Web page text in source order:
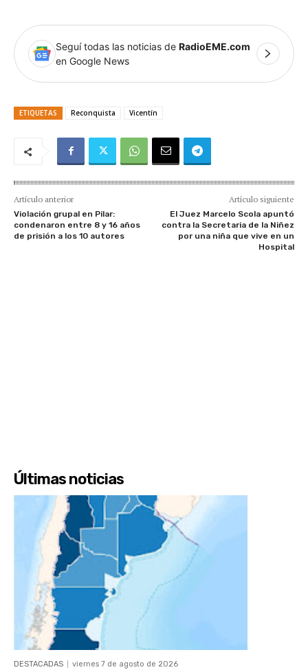
Seguí todas las noticias de RadioEME.com
en Google News
ETIQUETAS Reconquista Vicentín
Artículo anterior
Violación grupal en Pilar:
condenaron entre 8 y 16 años
de prisión a los 10 autores
Artículo siguiente
El Juez Marcelo Scola apuntó
contra la Secretaria de la Niñez
por una niña que vive en un
Hospital
Últimas noticias
DESTACADAS viernes 7 de agosto de 2026